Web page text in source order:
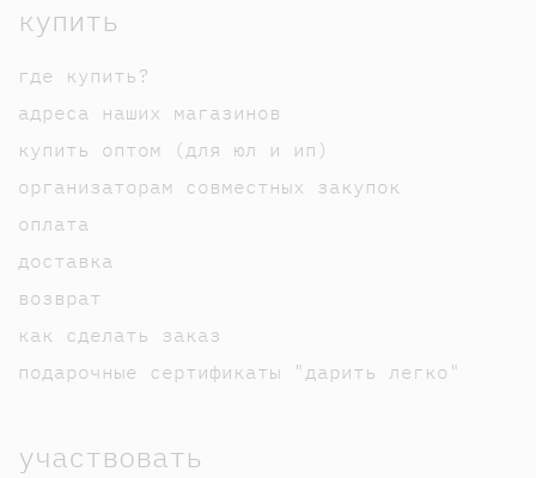
купить
где купить?
адреса наших магазинов
купить оптом (для юл и ип)
организаторам совместных закупок
оплата
доставка
возврат
как сделать заказ
подарочные сертификаты "дарить легко"
участвовать